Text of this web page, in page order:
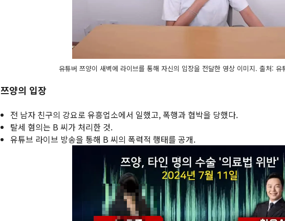
유튜버 쯔양이 새벽에 라이브를 통해 자신의 입장을 전달한 영상 이미지. 출처:
쯔양의 입장
전 남자 친구의 강요로 유흥업소에서 일했고, 폭행과 협박을 당했다.
탈세 혐의는 B 씨가 처리한 것.
유튜브 라이브 방송을 통해 B 씨의 폭력적 행태를 공개.